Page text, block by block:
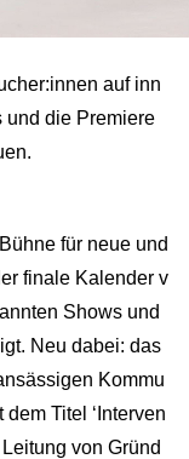
auf inn
und die Premiere
für neue und
finale Kalender v
Shows und
Neu dabei: das
Kommu
Titel ‘Interven
von Gründ